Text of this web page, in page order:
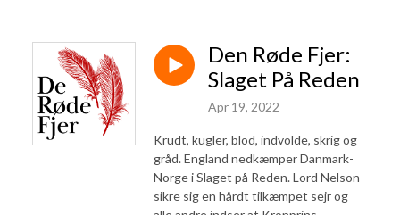
Den Røde Fjer:
Slaget På Reden
Apr 19, 2022
Krudt, kugler, blod, indvolde, skrig og
gråd. England nedkæmper Danmark-
Norge i Slaget på Reden. Lord Nelson
sikre sig en hårdt tilkæmpet sejr og